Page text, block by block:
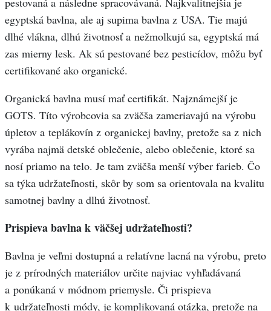
egyptská bavlna, ale aj supima bavlna z USA. Tie majú
dlhé vlákna, dlhú životnosť a nežmolkujú sa, egyptská má
zas mierny lesk. Ak sú pestované bez pesticídov, môžu byť
certifikované ako organické.
Organická bavlna musí mať certifikát. Najznámejší je
GOTS. Títo výrobcovia sa zväčša zameriavajú na výrobu
úpletov a teplákovín z organickej bavlny, pretože sa z nich
vyrába najmä detské oblečenie, alebo oblečenie, ktoré sa
nosí priamo na telo. Je tam zväčša menší výber farieb. Čo
sa týka udržateľnosti, skôr by som sa orientovala na kvalitu
samotnej bavlny a dlhú životnosť.
Prispieva bavlna k väčšej udržateľnosti?
Bavlna je veľmi dostupná a relatívne lacná na výrobu, preto
je z prírodných materiálov určite najviac vyhľadávaná
a ponúkaná v módnom priemysle. Či prispieva
k udržateľnosti módy, je komplikovaná otázka, pretože na